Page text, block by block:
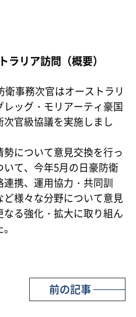
ラリア訪問（概要）
事務次官はオーストラリ
ッグ・モリアーティ豪国
官級協議を実施しまし
について意見交換を行っ
て、今年5月の日豪防衛
携、運用協力・共同訓
様々な分野について意見
る強化・拡大に取り組ん
前の記事